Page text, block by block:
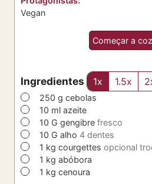
Vegan
Começar a
Ingredientes 1x 1.5x
▢
250 g cebolas
▢10 ml azeite
▢10 G gengibre fresco
▢10 G alho 4 dentes
▢1 kg courgettes opcional
▢1 kg abóbora
▢1 kg cenoura